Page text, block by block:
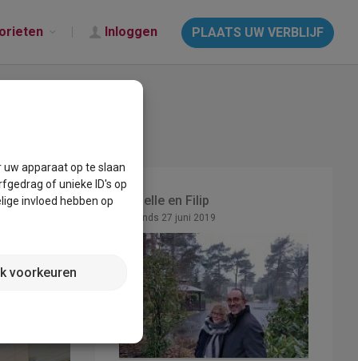
Inloggen PLAATS UW VERBLIJF
Isabelle en Filip
Lid sinds 27 juni 2019
apparaat op te slaan
of unieke ID's op
invloed hebben op
voorkeuren